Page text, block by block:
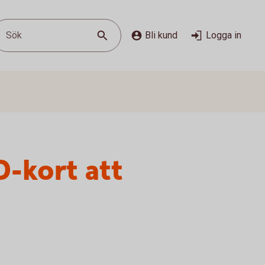
Sök Bli kund Logga in
kort att